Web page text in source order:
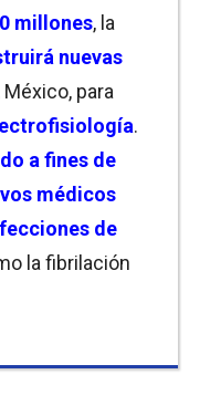
millones, la
nuevas
México, para
.
a fines de
médicos
de
la fibrilación